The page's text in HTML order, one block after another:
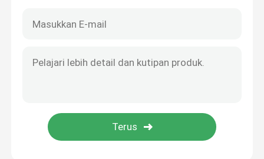
Mencetak Buku Warni